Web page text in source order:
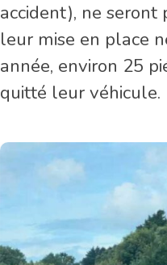
accident), ne seront
leur mise en place
année, environ 25
quitté leur véhicule.